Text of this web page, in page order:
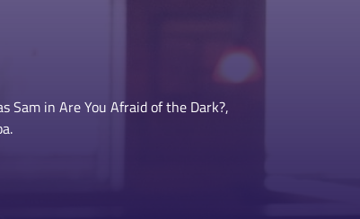
Sam in Are You Afraid of the Dark?,